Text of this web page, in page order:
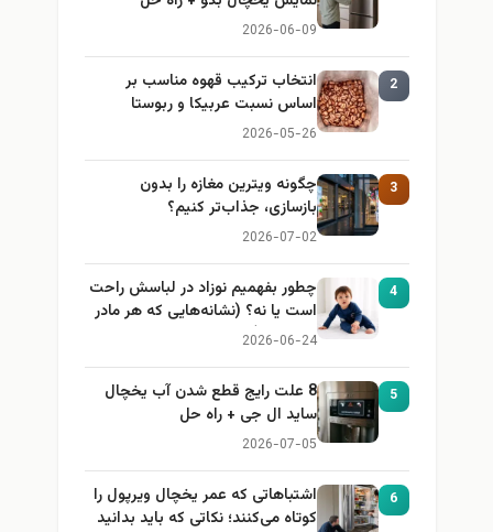
2026-06-09
2
انتخاب ترکیب قهوه مناسب بر
اساس نسبت عربیکا و ربوستا
2026-05-26
3
چگونه ویترین مغازه را بدون
بازسازی، جذاب‌تر کنیم؟
2026-07-02
4
چطور بفهمیم نوزاد در لباسش راحت
است یا نه؟ (نشانه‌هایی که هر مادر
باید بداند)
2026-06-24
5
8 علت رایج قطع شدن آب یخچال
ساید ال جی + راه حل
2026-07-05
6
اشتباهاتی که عمر یخچال ویرپول را
کوتاه می‌کنند؛ نکاتی که باید بدانید